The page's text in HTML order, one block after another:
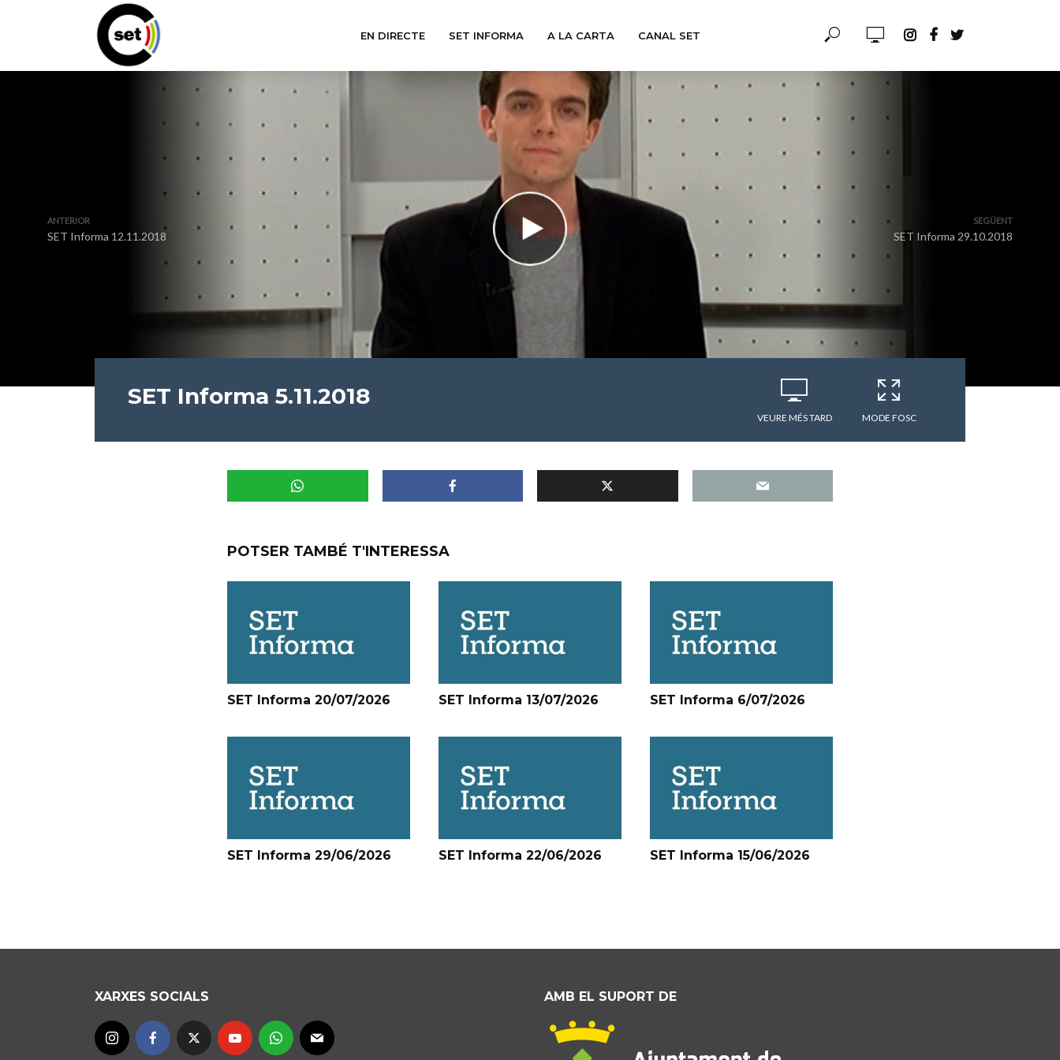
EN DIRECTE SET INFORMA A LA CARTA CANAL SET
ANTERIOR
SET Informa 12.11.2018
SEGÜENT
SET Informa 29.10.2018
SET Informa 5.11.2018
VEURE MÉS TARD MODE FOSC
POTSER TAMBÉ T'INTERESSA
SET Informa 20/07/2026 SET Informa 13/07/2026 SET Informa 6/07/2026
SET Informa 29/06/2026 SET Informa 22/06/2026 SET Informa 15/06/2026
XARXES SOCIALS AMB EL SUPORT DE